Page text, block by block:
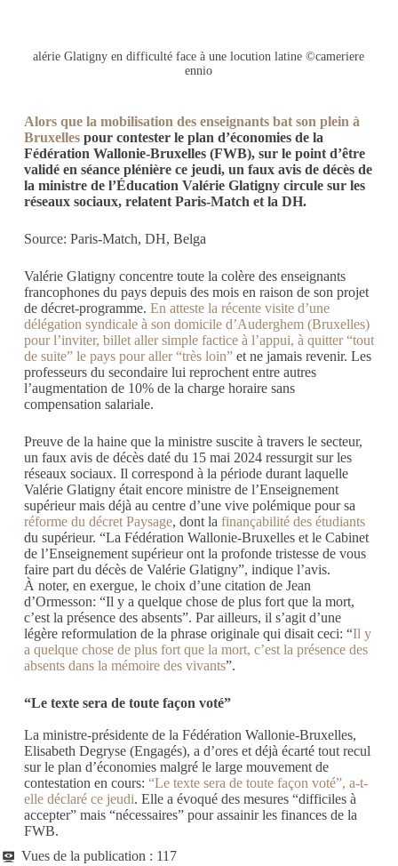
alérie Glatigny en difficulté face à une locution latine ©cameriere
ennio
Alors que la mobilisation des enseignants bat son plein à
Bruxellespour contester le plan d’économies de la
Fédération Wallonie-Bruxelles (FWB), sur le point d’être
validé en séance plénière ce jeudi, un faux avis de décès de
la ministre de l’Éducation Valérie Glatigny circule sur les
réseaux sociaux, relatent Paris-Match et la DH.
Source: Paris-Match, DH, Belga
Valérie Glatigny concentre toute la colère des enseignants
francophones du pays depuis des mois en raison de son projet
de décret-programme. En atteste la récente visite d’une
délégation syndicale à son domicile d’Auderghem (Bruxelles)
pour l’inviter, billet aller simple factice à l’appui, à quitter “tout
de suite” le pays pour aller “très loin”et ne jamais revenir. Les
professeurs du secondaire lui reprochent entre autres
l’augmentation de 10% de la charge horaire sans
compensation salariale.
Preuve de la haine que la ministre suscite à travers le secteur,
un faux avis de décès daté du 15 mai 2024 ressurgit sur les
réseaux sociaux. Il correspond à la période durant laquelle
Valérie Glatigny était encore ministre de l’Enseignement
supérieur mais déjà au centre d’une vive polémique pour sa
réforme du décret Paysage, dont la finançabilité des étudiants
du supérieur. “La Fédération Wallonie-Bruxelles et le Cabinet
de l’Enseignement supérieur ont la profonde tristesse de vous
faire part du décès de Valérie Glatigny”, indique l’avis.
À noter, en exergue, le choix d’une citation de Jean
d’Ormesson: “Il y a quelque chose de plus fort que la mort,
c’est la présence des absents”. Par ailleurs, il s’agit d’une
légère reformulation de la phrase originale qui disait ceci: “Il y
a quelque chose de plus fort que la mort, c’est la présence des
absents dans la mémoire des vivants”.
“Le texte sera de toute façon voté”
La ministre-présidente de la Fédération Wallonie-Bruxelles,
Elisabeth Degryse (Engagés), a d’ores et déjà écarté tout recul
sur le plan d’économies malgré le large mouvement de
contestation en cours: “Le texte sera de toute façon voté”, a-t-
elle déclaré ce jeudi. Elle a évoqué des mesures “difficiles à
accepter” mais “nécessaires” pour assainir les finances de la
FWB.
Vues de la publication : 117